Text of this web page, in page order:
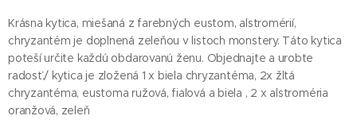
Krásna kytica, miešaná z farebných eustom, alstromérií,
chryzantém je doplnená zeleňou v listoch monstery. Táto kytica
poteší určite každú obdarovanú ženu. Objednajte a urobte
radosť./ kytica je zložená 1 x biela chryzantéma, 2x žltá
chryzantéma, eustoma ružová, fialová a biela , 2 x alstroméria
oranžová, zeleň